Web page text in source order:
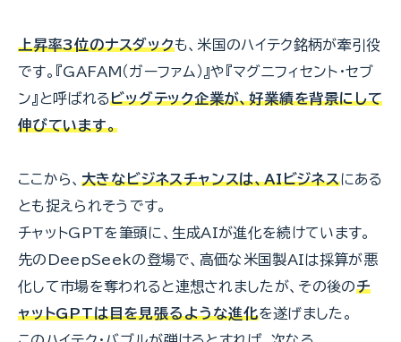
上昇率3位のナスダックも、米国のハイテク銘柄が牽引役
です。『GAFAM（ガーファム）』や『マグニフィセント・セブ
ン』と呼ばれるビッグテック企業が、好業績を背景にして
伸びています。
ここから、 大きなビジネスチャンスは、AIビジネスにある
とも捉えられそうです。
チャットGPTを筆頭に、生成AIが進化を続けています。
先のDeepSeekの登場で、高価な米国製AIは採算が悪
化して市場を奪われると連想されましたが、その後のチ
ャットGPTは目を見張るような進化を遂げました。